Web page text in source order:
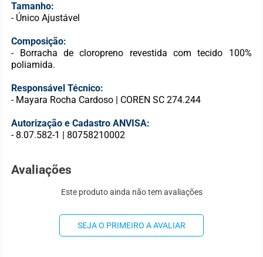
Tamanho:
- Único Ajustável
Composição:
- Borracha de cloropreno revestida com tecido 100%
poliamida.
Responsável Técnico:
- Mayara Rocha Cardoso | COREN SC 274.244
Autorização e Cadastro ANVISA:
- 8.07.582-1 | 80758210002
Avaliações
Este produto ainda não tem avaliações
SEJA O PRIMEIRO A AVALIAR